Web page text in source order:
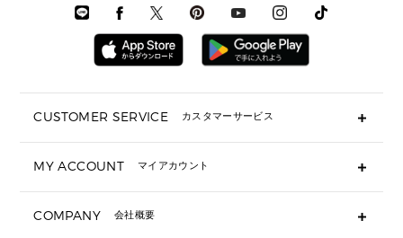
メンズ ウェア
メンズ 時計・その他
メンズウェア
3 IN 1 バッグ
ミニ財布・フラグメントケース
▶ 小物すべて
定期ケース・カードケース・名刺入れ
時計・ジュエリー
アクセサリー
CUSTOMER SERVICE カスタマーサービス
ギフト用にラッピングができますか？
ショッピングバッグを購入商品分送ってもらえますか？
注文後に完了メールが受信できないのですが？
MY ACCOUNT マイアカウント
COMPANY 会社概要